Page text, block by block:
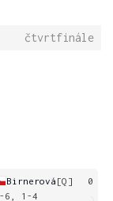
čtvrtfinále
Birnerová [Q]
0
6, 1-4